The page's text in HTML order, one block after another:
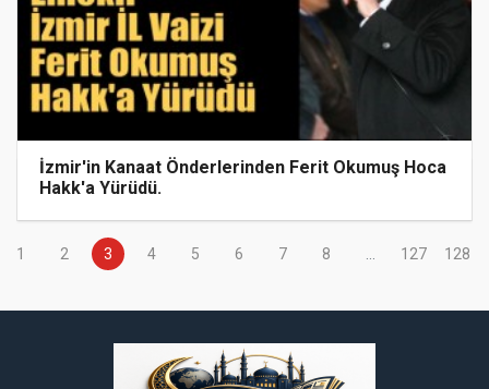
İzmir'in Kanaat Önderlerinden Ferit Okumuş Hoca
Hakk'a Yürüdü.
1 2 3 4 5 6 7 8 127 128